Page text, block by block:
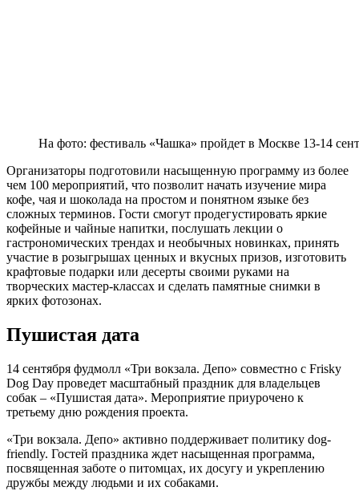
На фото: фестиваль «Чашка» пройдет в Москве 13-14
Организаторы подготовили насыщенную программу из более
чем 100 мероприятий, что позволит начать изучение мира
кофе, чая и шоколада на простом и понятном языке без
сложных терминов. Гости смогут продегустировать яркие
кофейные и чайные напитки, послушать лекции о
гастрономических трендах и необычных новинках, принять
участие в розыгрышах ценных и вкусных призов, изготовить
крафтовые подарки или десерты своими руками на
творческих мастер-классах и сделать памятные снимки в
ярких фотозонах.
Пушистая дата
14 сентября фудмолл «Три вокзала. Депо» совместно с Frisky
Dog Day проведет масштабный праздник для владельцев
собак – «Пушистая дата». Мероприятие приурочено к
третьему дню рождения проекта.
«Три вокзала. Депо» активно поддерживает политику dog-
friendly. Гостей праздника ждет насыщенная программа,
посвященная заботе о питомцах, их досугу и укреплению
дружбы между людьми и их собаками.